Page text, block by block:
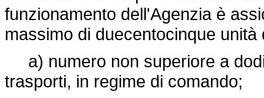
funzionamento dell'Agenzia è
massimo di duecentocinque unità
a) numero non superiore a
trasporti, in regime di comando;